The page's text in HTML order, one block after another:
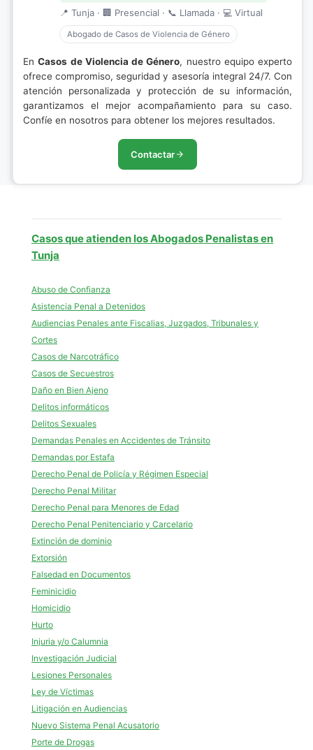
📍 Tunja · 🏢 Presencial · 📞 Llamada · 💻 Virtual
Abogado de Casos de Violencia de Género
EnCasos de Violencia de Género, nuestro equipo experto
ofrece compromiso, seguridad y asesoría integral 24/7. Con
atención personalizada y protección de su información,
garantizamos el mejor acompañamiento para su caso.
Confíe en nosotros para obtener los mejores resultados.
Contactar
Casos que atienden los Abogados Penalistas en
Tunja
Abuso de Confianza
Asistencia Penal a Detenidos
Audiencias Penales ante Fiscalias, Juzgados, Tribunales y
Cortes
Casos de Narcotráfico
Casos de Secuestros
Daño en Bien Ajeno
Delitos informáticos
Delitos Sexuales
Demandas Penales en Accidentes de Tránsito
Demandas por Estafa
Derecho Penal de Policía y Régimen Especial
Derecho Penal Militar
Derecho Penal para Menores de Edad
Derecho Penal Penitenciario y Carcelario
Extinción de dominio
Extorsión
Falsedad en Documentos
Feminicidio
Homicidio
Hurto
Injuria y/o Calumnia
Investigación Judicial
Lesiones Personales
Ley de Víctimas
Litigación en Audiencias
Nuevo Sistema Penal Acusatorio
Porte de Drogas